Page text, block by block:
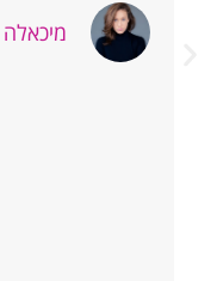
רוצה לעשות
מירי אני מאמינה